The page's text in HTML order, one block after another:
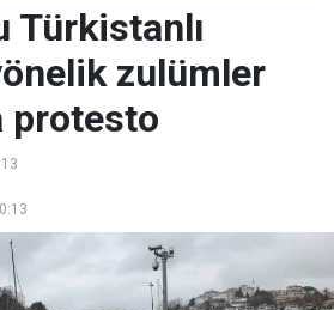
Türkistanlı
zulümler
protesto